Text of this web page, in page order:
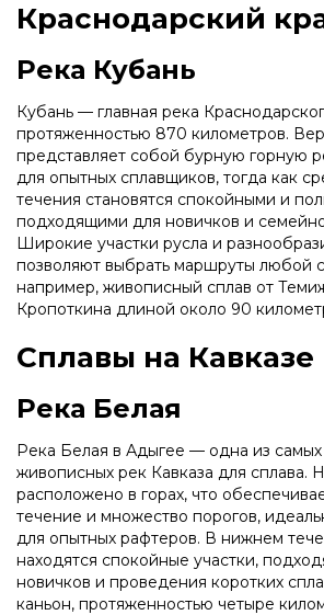
Краснодарский
Река Кубань
Кубань — главная река
протяженностью 870 километров.
представляет собой бурную горную
для опытных сплавщиков, тогда как
течения становятся спокойными и
подходящими для новичков и
Широкие участки русла и
позволяют выбрать маршруты любой
например, живописный сплав от
Кропоткина длиной около 90
Сплавы на Кавказе
Река Белая
Река Белая в Адыгее — одна из самых
живописных рек Кавказа для сплава.
расположено в горах, что
течение и множество порогов,
для опытных рафтеров. В нижнем
находятся спокойные участки,
новичков и проведения коротких
каньон, протяженностью четыре